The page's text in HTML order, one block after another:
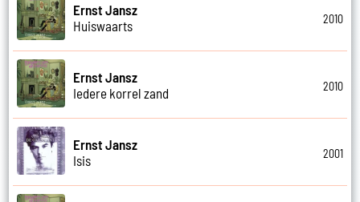
Ernst Jansz
Huiswaarts
2010
Ernst Jansz
Iedere korrel zand
2010
Ernst Jansz
Isis
2001